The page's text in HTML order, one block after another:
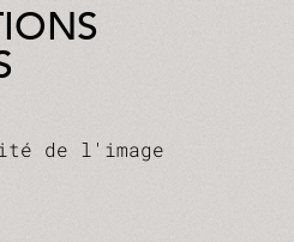
de l'image